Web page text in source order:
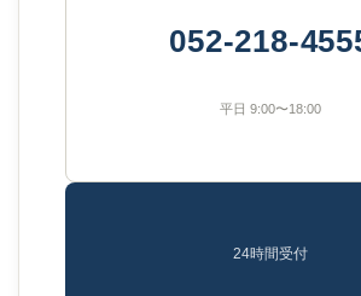
052-218-
平日 9:00〜18:00
24時間受付